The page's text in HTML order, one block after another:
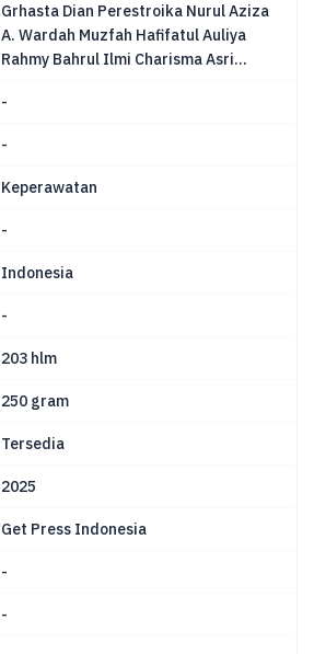
Grhasta Dian Perestroika Nurul Aziza
A. Wardah Muzfah Hafifatul Auliya
Rahmy Bahrul Ilmi Charisma Asri...
-
-
Keperawatan
-
Indonesia
-
203 hlm
250 gram
Tersedia
2025
Get Press Indonesia
-
-